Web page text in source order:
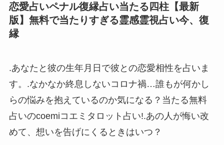
恋愛占いペナル復縁占い当たる四柱【最新
版】無料で当たりすぎる霊感霊視占い今、復
縁
.あなたと彼の生年月日で彼との恋愛相性を占いま
す。.なかなか終息しないコロナ禍…誰もが何かし
らの悩みを抱えているのか気になる？当たる無料
占いのcoemiコエミタロット占い!.あの人が悔い改
めて、想いを告げにくるときはいつ？